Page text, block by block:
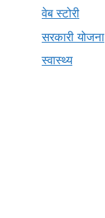
वेब स्टोरी
सरकारी योजना
स्वास्थ्य